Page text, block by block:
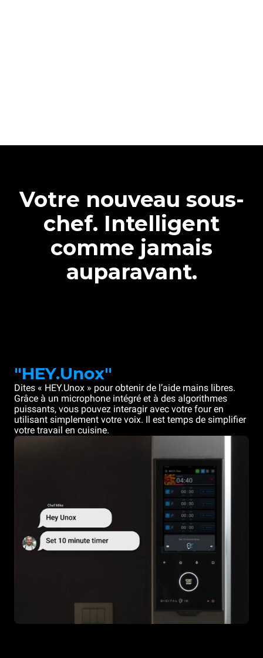
Votre nouveau sous-
chef. Intelligent
comme jamais
auparavant.
"HEY.Unox"
Dites « HEY.Unox » pour obtenir de l’aide mains libres.
Grâce à un microphone intégré et à des algorithmes
puissants, vous pouvez interagir avec votre four en
utilisant simplement votre voix. Il est temps de simplifier
votre travail en cuisine.